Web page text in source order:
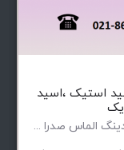
استیک ،اسید
شرکت کیا تجارت مهر بوان زیر مجموعه هلدینگ الماس صدرا وارد کننده و تامین کننده مواد اولیه شیمیای صنعتی و…